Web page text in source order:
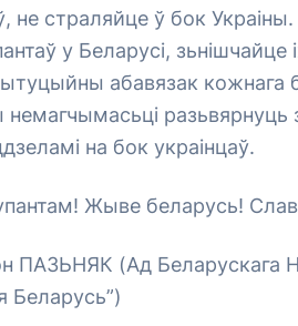
не страляйце ў бок
у Беларусі, зьнішчайце
абавязак кожнага
разьвярнуць
на бок украінцаў.
Жыве беларусь!
ПАЗЬНЯК (Ад Беларускага
Беларусь”)